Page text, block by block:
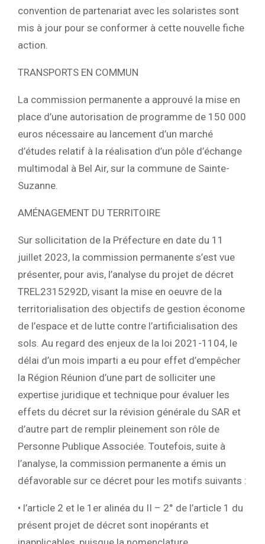
convention de partenariat avec les solaristes sont
mis à jour pour se conformer à cette nouvelle fiche
action.
TRANSPORTS EN COMMUN
La commission permanente a approuvé la mise en
place d’une autorisation de programme de 150 000
euros nécessaire au lancement d’un marché
d’études relatif à la réalisation d’un pôle d’échange
multimodal à Bel Air, sur la commune de Sainte-
Suzanne.
AMÉNAGEMENT DU TERRITOIRE
Sur sollicitation de la Préfecture en date du 11
juillet 2023, la commission permanente s’est vue
présenter, pour avis, l’analyse du projet de décret
TREL2315292D, visant la mise en oeuvre de la
territorialisation des objectifs de gestion économe
de l’espace et de lutte contre l’artificialisation des
sols. Au regard des enjeux de la loi 2021-1104, le
délai d’un mois imparti a eu pour effet d’empêcher
la Région Réunion d’une part de solliciter une
expertise juridique et technique pour évaluer les
effets du décret sur la révision générale du SAR et
d’autre part de remplir pleinement son rôle de
Personne Publique Associée. Toutefois, suite à
l’analyse, la commission permanente a émis un
défavorable sur ce décret pour les motifs suivants :
• l’article 2 et le 1er alinéa du II – 2° de l’article 1 du
présent projet de décret sont inopérants et